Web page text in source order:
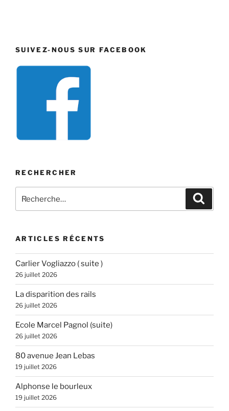
SUIVEZ-NOUS SUR FACEBOOK
RECHERCHER
pour
ARTICLES RÉCENTS
Carlier Vogliazzo ( suite )
26 juillet 2026
La disparition des rails
26 juillet 2026
Ecole Marcel Pagnol (suite)
26 juillet 2026
80 avenue Jean Lebas
19 juillet 2026
Alphonse le bourleux
19 juillet 2026